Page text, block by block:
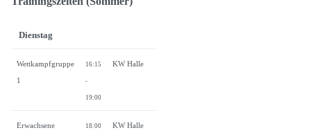
Dienstag
Wettkampfgruppe
1
16:15
-
19:00
KW Halle
Erwachsene 18:00 KW Halle